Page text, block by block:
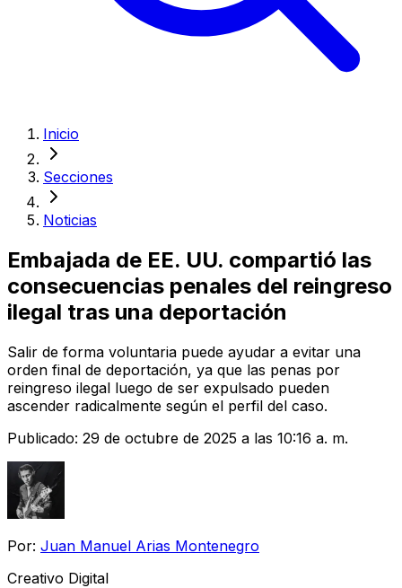
Inicio
Secciones
Noticias
Embajada de EE. UU. compartió las
consecuencias penales del reingreso
ilegal tras una deportación
Salir de forma voluntaria puede ayudar a evitar una
orden final de deportación, ya que las penas por
reingreso ilegal luego de ser expulsado pueden
ascender radicalmente según el perfil del caso.
Publicado: 29 de octubre de 2025 a las 10:16 a. m.
Por: Juan Manuel Arias Montenegro
Creativo Digital